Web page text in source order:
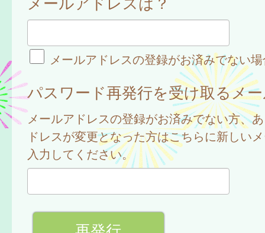
メールアドレスの登録がお済みでない
パスワード再発行を受け取るメ
メールアドレスの登録がお済みでない方、
ドレスが変更となった方はこちらに新しい
入力してください。